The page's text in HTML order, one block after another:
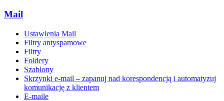
Mail
Ustawienia Mail
Filtry antyspamowe
Filtry
Foldery
Szablony
Skrzynki e-mail – zapanuj nad korespondencją i automatyzuj
komunikację z klientem
E-maile